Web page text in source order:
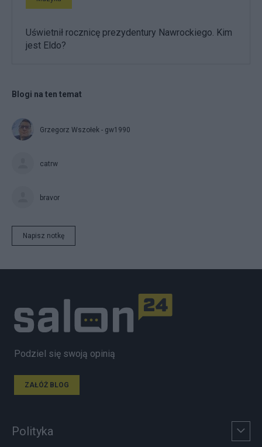
Uświetnił rocznicę prezydentury Nawrockiego. Kim
jest Eldo?
Blogi na ten temat
Grzegorz Wszołek - gw1990
catrw
bravor
Napisz notkę
Podziel się swoją opinią
ZAŁÓŻ BLOG
Polityka